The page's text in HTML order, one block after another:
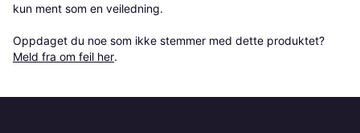
kun ment som en veiledning.
Oppdaget du noe som ikke stemmer med dette produktet?
Meld fra om feil her.